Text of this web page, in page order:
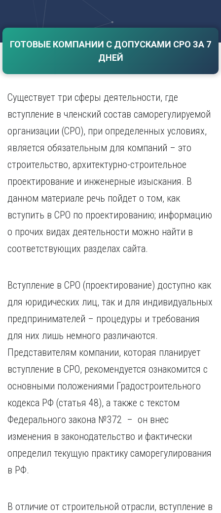
Волгоград
Воронеж
Е
Екатеринбург
И
Ижевск
Иркутск
К
Казань
Калуга
Кемерово
Краснодар
Красноярск
Курск
Л
М
Магнитогорск
Мурманск
Набережные Челны
Нижний Новгород
Нижний Тагил
Новосибирск
Симферополь
Смоленск
Тамбов
Тверь
Томск
Тула
У
Ульяновск
Уфа
Х
Хабаровск
Чебоксары
Челябинск
Череповец
Чита
Я
ГОТОВЫЕ КОМПАНИИ С ДОПУСКАМИ СРО ЗА 7
ДНЕЙ
Существует три сферы деятельности, где
вступление в членский состав саморегулируемой
организации (СРО), при определенных условиях,
является обязательным для компаний – это
строительство, архитектурно-строительное
проектирование и инженерные изыскания. В
данном материале речь пойдет о том, как
вступить в СРО по проектированию; информацию
о прочих видах деятельности можно найти в
соответствующих разделах сайта.
Вступление в СРО (проектирование) доступно как
для юридических лиц, так и для индивидуальных
предпринимателей – процедуры и требования
для них лишь немного различаются.
Представителям компании, которая планирует
вступление в СРО, рекомендуется ознакомится с
основными положениями Градостроительного
кодекса РФ (статья 48), а также с текстом
Федерального закона №372 – он внес
изменения в законодательство и фактически
определил текущую практику саморегулирования
в РФ.
В отличие от строительной отрасли, вступление в